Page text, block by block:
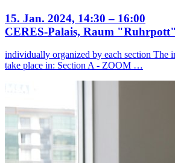
15. Jan. 2024, 14:30 – 16:00
CERES-Palais, Raum
individually organized by each section The
take place in: Section A - ZOOM …